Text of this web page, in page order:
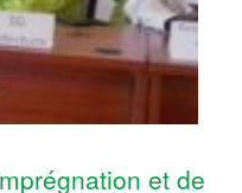
et de